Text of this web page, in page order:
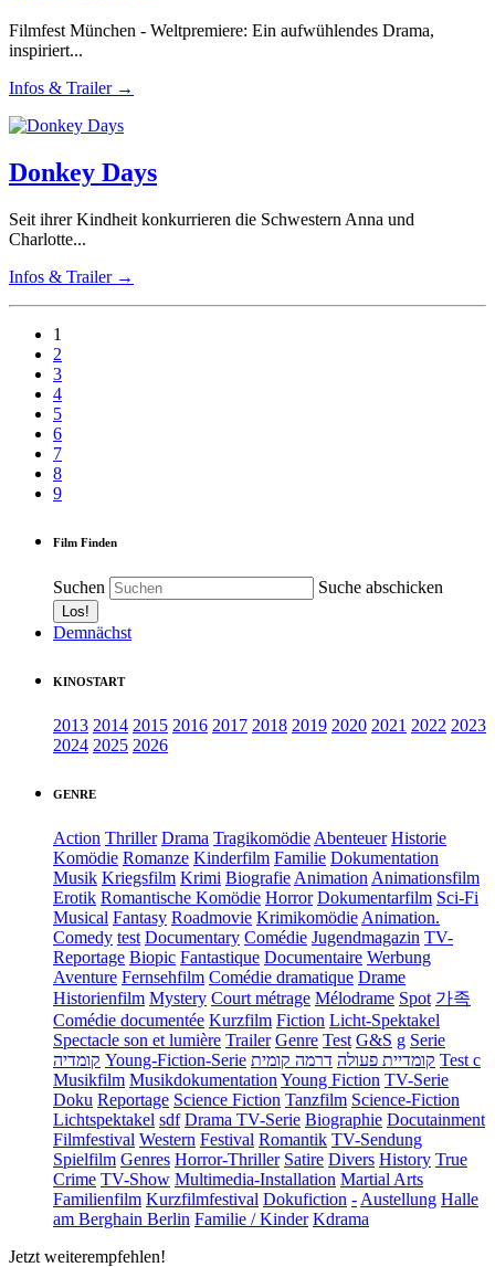
Filmfest München - Weltpremiere: Ein aufwühlendes Drama,
inspiriert...
Infos & Trailer →
Donkey Days
Seit ihrer Kindheit konkurrieren die Schwestern Anna und
Charlotte...
Infos & Trailer →
1
2
3
4
5
6
7
8
9
Film Finden
Suchen Suche abschicken
Demnächst
KINOSTART
2013 2014 2015 2016 2017 2018 2019 2020 2021 2022 2023
2024 2025 2026
GENRE
Action Thriller Drama Tragikomödie Abenteuer Historie
Komödie Romanze Kinderfilm Familie Dokumentation
Musik Kriegsfilm Krimi Biografie Animation Animationsfilm
Erotik Romantische Komödie Horror Dokumentarfilm Sci-Fi
Musical Fantasy Roadmovie Krimikomödie Animation.
Comedy test Documentary Comédie Jugendmagazin TV-
Reportage Biopic Fantastique Documentaire Werbung
Aventure Fernsehfilm Comédie dramatique Drame
Historienfilm Mystery Court métrage Mélodrame Spot 가족
Comédie documentée Kurzfilm Fiction Licht-Spektakel
Spectacle son et lumière Trailer Genre Test G&S g Serie
קומדיה Young-Fiction-Serie קומדיית פעולה דרמה קומית
Test c
Musikfilm Musikdokumentation Young Fiction TV-Serie
Doku Reportage Science Fiction Tanzfilm Science-Fiction
Lichtspektakel sdf Drama TV-Serie Biographie Docutainment
Filmfestival Western Festival Romantik TV-Sendung
Spielfilm Genres Horror-Thriller Satire Divers History True
Crime TV-Show Multimedia-Installation Martial Arts
Familienfilm Kurzfilmfestival Dokufiction - Austellung Halle
am Berghain Berlin Familie / Kinder Kdrama
Jetzt weiterempfehlen!